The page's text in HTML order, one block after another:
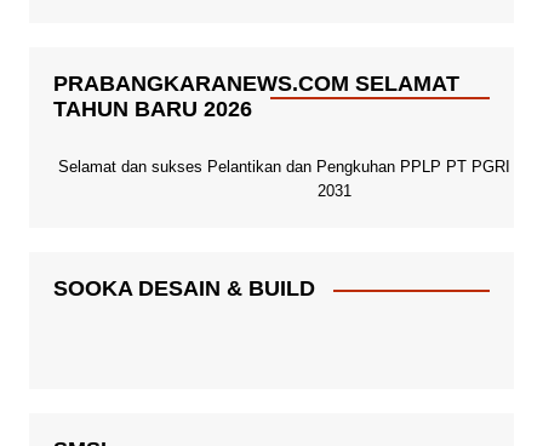
PRABANGKARANEWS.COM SELAMAT
TAHUN BARU 2026
Selamat dan sukses Pelantikan dan Pengkuhan PPLP PT PGRI
2031
SOOKA DESAIN & BUILD